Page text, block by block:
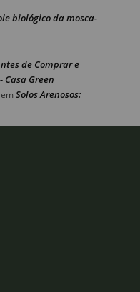
biológico da mosca-
de Comprar e
Green
em Solos Arenosos: